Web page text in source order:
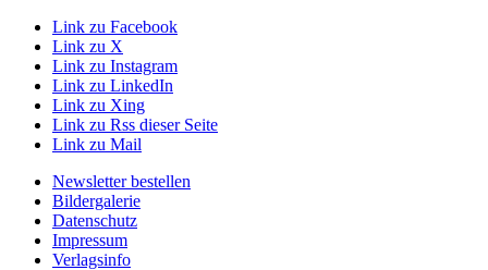
Link zu Facebook
Link zu X
Link zu Instagram
Link zu LinkedIn
Link zu Xing
Link zu Rss dieser Seite
Link zu Mail
Newsletter bestellen
Bildergalerie
Datenschutz
Impressum
Verlagsinfo